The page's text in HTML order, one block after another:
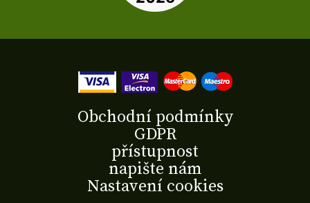
Obchodní podmínky
GDPR
přístupnost
napište nám
Nastavení cookies